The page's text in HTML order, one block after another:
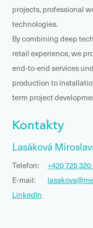
projects, professional
technologies.
By combining deep
retail experience, we
end-to-end services
production to
term project
Kontakty
Lasáková
Telefon:
+420 725 320
E-mail:
LinkedIn